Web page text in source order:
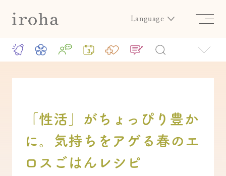
Language
「性活」がちょっぴり豊か
に。気持ちをアゲる春のエ
ロスごはんレシピ